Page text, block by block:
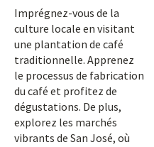
Imprégnez-vous de la
culture locale en visitant
une plantation de café
traditionnelle. Apprenez
le processus de fabrication
du café et profitez de
dégustations. De plus,
explorez les marchés
vibrants de San José, où